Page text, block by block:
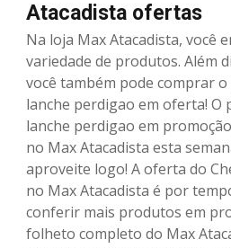
Atacadista ofertas
Na loja Max Atacadista, você
variedade de produtos. Além
você também pode comprar
lanche perdigao em oferta! O
lanche perdigao em
no Max Atacadista esta
aproveite logo! A oferta do
no Max Atacadista é por
conferir mais produtos em
folheto completo do Max